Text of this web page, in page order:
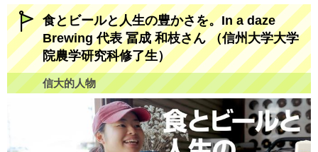
食とビールと人生の豊かさを。In a daze
Brewing 代表 冨成 和枝さん （信州大学大学
院農学研究科修了生）
信大的人物